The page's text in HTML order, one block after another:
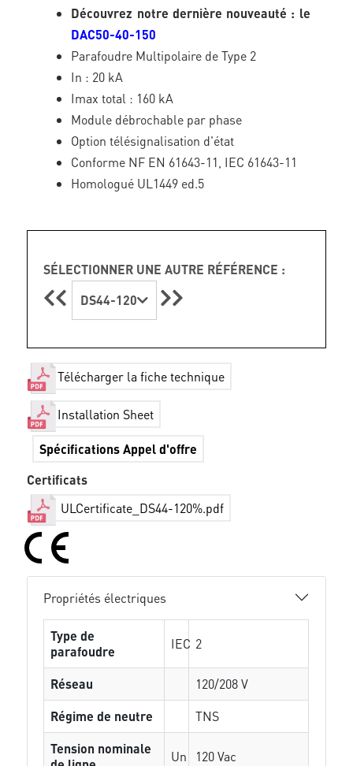
Découvrez notre dernière nouveauté : le
DAC50-40-150
Parafoudre Multipolaire de Type 2
In : 20 kA
Imax total : 160 kA
Module débrochable par phase
Option télésignalisation d'état
Conforme NF EN 61643-11, IEC 61643-11
Homologué UL1449 ed.5
SÉLECTIONNER UNE AUTRE RÉFÉRENCE :
DS44-120
Télécharger la fiche technique
Installation Sheet
Spécifications Appel d'offre
Certificats
ULCertificate_DS44-120%.pdf
Propriétés électriques
Type de
parafoudre
IEC 2
Réseau
120/208 V
Régime de neutre
TNS
Tension nominale
Un 120 Vac